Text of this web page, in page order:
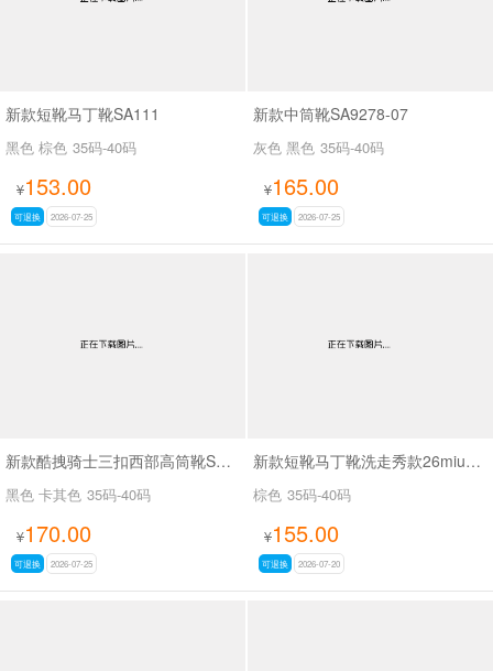
新款短靴马丁靴SA111
黑色 棕色 35码-40码
¥153.00
可退换 2026-07-25
新款中筒靴SA9278-07
灰色 黑色 35码-40码
¥165.00
可退换 2026-07-25
新款酷拽骑士三扣西部高筒靴SA8042
黑色 卡其色 35码-40码
¥170.00
可退换 2026-07-25
新款短靴马丁靴洗走秀款26miuSA1061
棕色 35码-40码
¥155.00
可退换 2026-07-20